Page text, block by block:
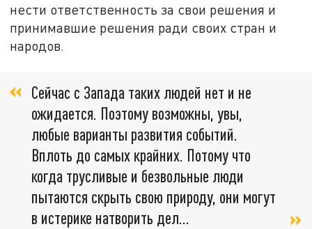
нести ответственность за свои решения и
принимавшие решения ради своих стран и
народов.
Сейчас с Запада таких людей нет и не
ожидается. Поэтому возможны, увы,
любые варианты развития событий.
Вплоть до самых крайних. Потому что
когда трусливые и безвольные люди
пытаются скрыть свою природу, они могут
в истерике натворить дел...